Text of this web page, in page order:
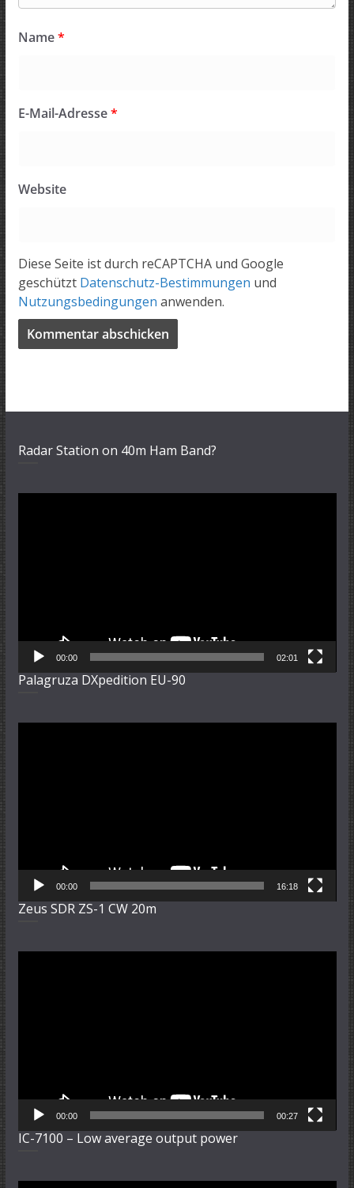
Name*
E-Mail-Adresse*
Website
Diese Seite ist durch reCAPTCHA und Google
geschützt Datenschutz-Bestimmungen und
Nutzungsbedingungen anwenden.
Radar Station on 40m Ham Band?
00:00 02:01
Palagruza DXpedition EU-90
00:00 16:18
Zeus SDR ZS-1 CW 20m
00:00 00:27
IC-7100 – Low average output power